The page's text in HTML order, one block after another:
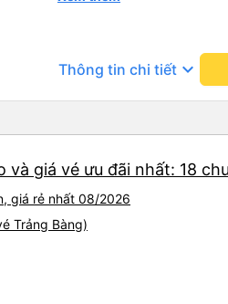
đó luôn. Tài xế trung
đi phục vụ chai nước nhỏ
cây tại phòng chờ, nước bí
kẹo gừng. Kẹo gừng ngon
Thông tin chi tiết keyboard_arrow_down
giá vé ưu đãi nhất: 18
giá rẻ nhất 08/2026
Trảng Bàng)